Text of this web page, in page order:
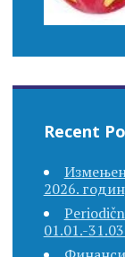
Recent
2026.
01.01.-